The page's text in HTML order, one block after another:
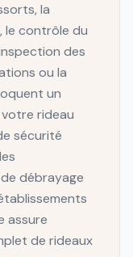
la
le contrôle du
des
ou la
un
rideau
sécurité
débrayage
assure
de rideaux